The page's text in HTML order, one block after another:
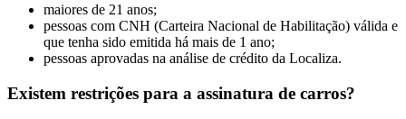
maiores de 21 anos;
pessoas com CNH (Carteira Nacional de Habilitação) válida e
que tenha sido emitida há mais de 1 ano;
pessoas aprovadas na análise de crédito da Localiza.
Existem restrições para a assinatura de carros?